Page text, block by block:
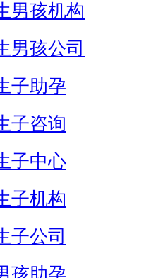
男孩机构
男孩公司
子助孕
子咨询
子中心
子机构
子公司
孩助孕